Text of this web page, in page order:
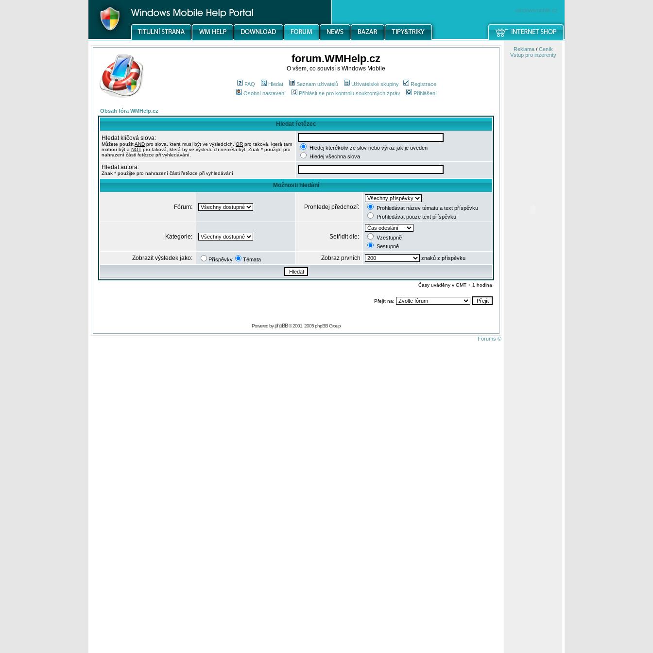
windowsmobile.cz
forum.WMHelp.cz
O všem, co souvisí s Windows Mobile
FAQ Hledat Seznam uživatelů Uživatelské skupiny
Registrace
Osobní nastavení
Přihlásit se pro kontrolu soukromých zpráv Přihlášení
Obsah fóra WMHelp.cz
Hledat řetězec
Hledat klíčová slova:
Můžete použítAND pro slova, která musí být ve výsledcích, OR pro taková, která tam
mohou být a NOT pro taková, která by ve výsledcích neměla být. Znak * použijte pro
nahrazení části řetězce při vyhledávání.
Hledej kterékoliv ze slov nebo výraz jak je uveden
Hledej všechna slova
Hledat autora:
Znak * použijte pro nahrazení části řetězce při vyhledávání
Možnosti hledání
Fórum: Prohledej předchozí:
Prohledávat název tématu a text příspěvku
Prohledávat pouze text příspěvku
Kategorie: Setřídit dle:
Vzestupně
Sestupně
Zobrazit výsledek jako: Příspěvky Témata Zobraz prvních znaků z příspěvku
Časy uváděny v GMT + 1 hodina
Přejít na:
Powered byphpBB© 2001, 2005 phpBB Group
Forums ©
Reklama/ Ceník
Vstup pro inzerenty